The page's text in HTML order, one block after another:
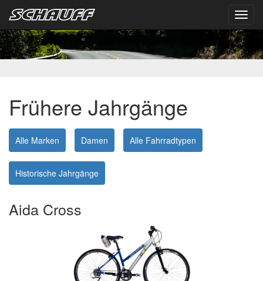
Frühere Jahrgänge
Alle Marken Damen Alle Fahrradtypen
Historische Jahrgänge
Aida Cross